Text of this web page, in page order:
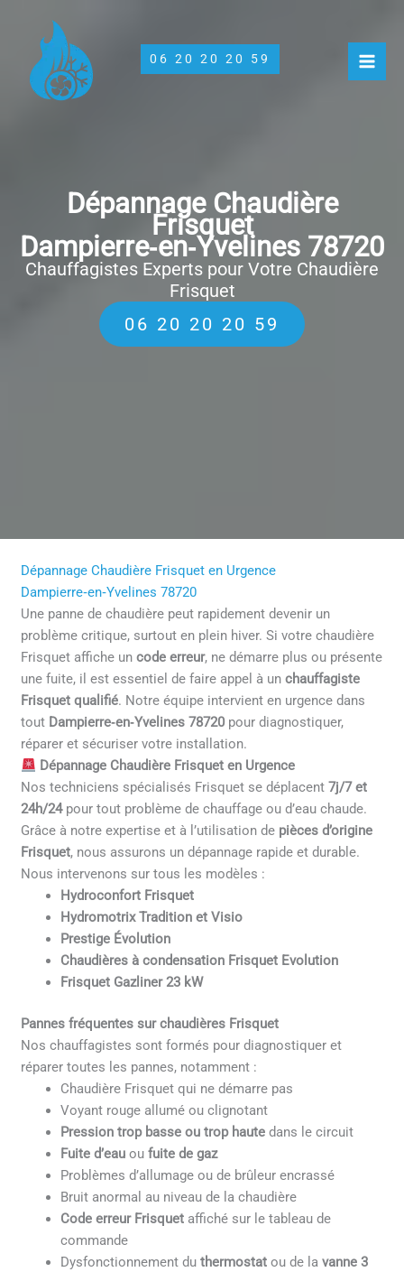
contenu
06 20 20 20 59
Dépannage Chaudière
Frisquet
Dampierre‑en‑Yvelines 78720
Chauffagistes Experts pour Votre Chaudière
Frisquet
06 20 20 20 59
Dépannage Chaudière Frisquet en Urgence
Dampierre‑en‑Yvelines 78720
Une panne de chaudière peut rapidement devenir un
problème critique, surtout en plein hiver. Si votre chaudière
Frisquet affiche uncode erreur, ne démarre plus ou présente
une fuite, il est essentiel de faire appel à unchauffagiste
Frisquet qualifié. Notre équipe intervient en urgence dans
tout Dampierre‑en‑Yvelines 78720 pour diagnostiquer,
réparer et sécuriser votre installation.
Dépannage Chaudière Frisquet en Urgence
Nos techniciens spécialisés Frisquet se déplacent7j/7 et
24h/24pour tout problème de chauffage ou d’eau chaude.
Grâce à notre expertise et à l’utilisation de pièces d’origine
Frisquet, nous assurons un dépannage rapide et durable.
Nous intervenons sur tous les modèles :
Hydroconfort Frisquet
Hydromotrix Tradition et Visio
Prestige Évolution
Chaudières à condensation Frisquet Evolution
Frisquet Gazliner 23 kW
Pannes fréquentes sur chaudières Frisquet
Nos chauffagistes sont formés pour diagnostiquer et
réparer toutes les pannes, notamment :
Chaudière Frisquet qui ne démarre pas
Voyant rouge allumé ou clignotant
Pression trop basse ou trop haute dans le circuit
Fuite d’eau oufuite de gaz
Problèmes d’allumage ou de brûleur encrassé
Bruit anormal au niveau de la chaudière
Code erreur Frisquet affiché sur le tableau de
commande
Dysfonctionnement duthermostat ou de lavanne 3